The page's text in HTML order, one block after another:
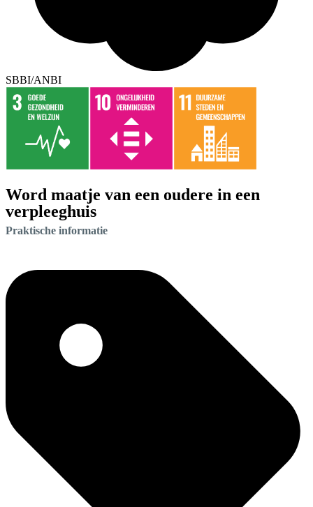
SBBI/ANBI
Word maatje van een oudere in een
verpleeghuis
Praktische informatie